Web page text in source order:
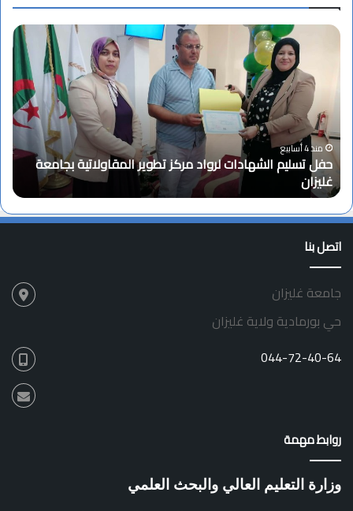
تطوير المقاولاتية بجامعة
ت
ه
ن
ئ
ة
ب
م
ن
ا
س
ب
ة
منذ 4 أسابيع
تهنئة بمناسبة الترقية
اتصل بنا
جامعة غليزان
حي بورمادية ولاية غليزان
044-72-40-64
روابط مهمة
وزارة التعليم العالي والبحث العلمي